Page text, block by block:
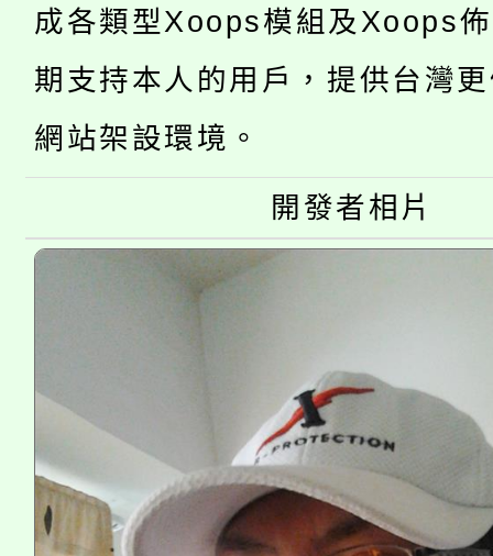
代理(課)教師甄選結果(
「2026金融保險知識
車」活動
桃園市115學年度學生
生本土語及新住民語歌
公告本校115學年度第
代理(課)教師甄選結果
公告本校115學年度第
代理(課)教師甄選結果(
轉知中國文化大學推廣
《TA101》溝通分析基
程，歡迎學生輔導中心
心理、諮商輔導、社會
系所師生報名參加。
成各類型Xoops模組及Xoops
期支持本人的用戶，提供台灣
網站架設環境。
開發者相片